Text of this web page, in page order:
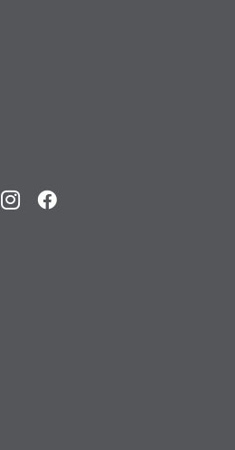
InstagramFacebook
nutzen zu können.
Sitzungslaufzeit, mibew_locale = 3
= 1 Jahr
um sich an der Website